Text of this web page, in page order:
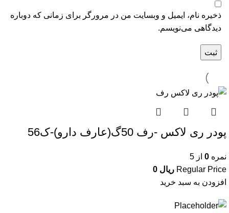
ذخیره نام، ایمیل و وبسایت من در مرورگر برای زمانی که دوباره
دیدگاهی می‌نویسم.
پودر ری لاکس -رف 50گ(عارف دارو)-ک56
نمره 0 از 5
Regular Price ریال
افزودن به سبد خرید